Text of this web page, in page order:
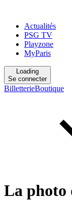
Actualités
PSG TV
Playzone
MyParis
Loading
Se connecter
BilletterieBoutique
La photo